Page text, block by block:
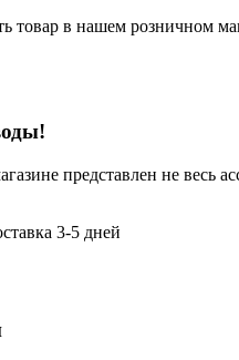
товар в нашем розничном
представлен не весь
3-5 дней